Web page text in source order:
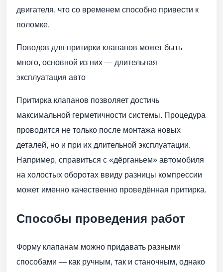
двигателя, что со временем способно привести к
поломке.
Поводов для притирки клапанов может быть
много, основной из них — длительная
эксплуатация авто
Притирка клапанов позволяет достичь
максимальной герметичности системы. Процедура
проводится не только после монтажа новых
деталей, но и при их длительной эксплуатации.
Например, справиться с «дёрганьем» автомобиля
на холостых оборотах ввиду разницы компрессии
может именно качественно проведённая притирка.
Способы проведения работ
Форму клапанам можно придавать разными
способами — как ручным, так и станочным, однако